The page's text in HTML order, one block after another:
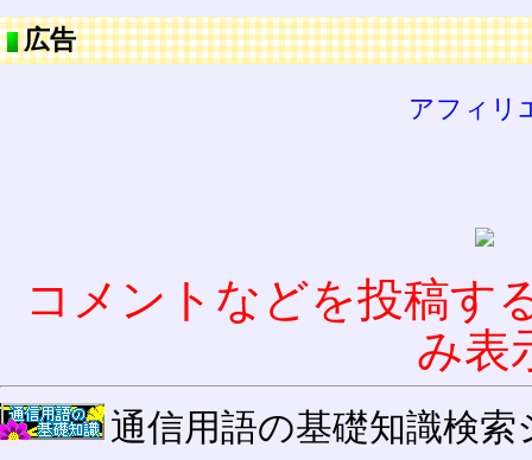
広告
アフィリ
コメントなどを投稿す
み表
通信用語の基礎知識検索